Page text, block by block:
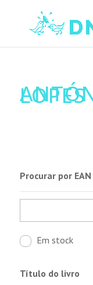
LOPES
Procurar por EAN
Em stock
Título do livro